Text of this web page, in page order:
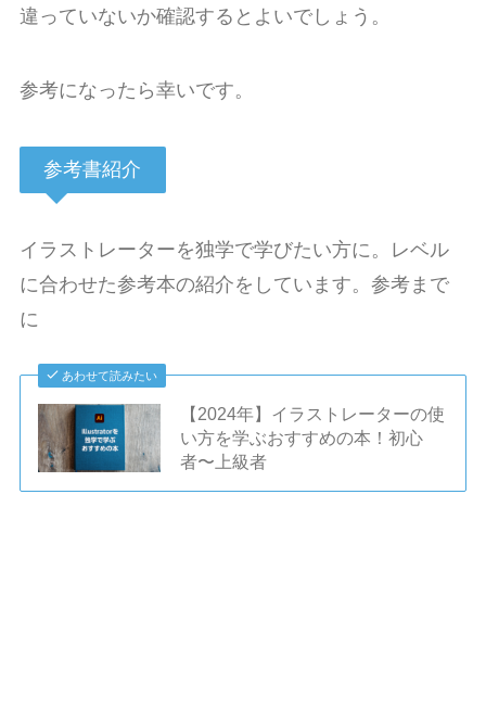
違っていないか確認するとよいでしょう。
参考になったら幸いです。
参考書紹介
イラストレーターを独学で学びたい方に。レベル
に合わせた参考本の紹介をしています。参考まで
に
あわせて読みたい
【2024年】イラストレーターの使
い方を学ぶおすすめの本！初心
者〜上級者